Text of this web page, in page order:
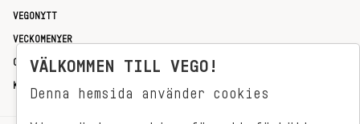
VEGONYTT
VECKOMENYER
OM OSS
KONTAKT
VÄLKOMMEN TILL VEGO!
Denna hemsida använder cookies